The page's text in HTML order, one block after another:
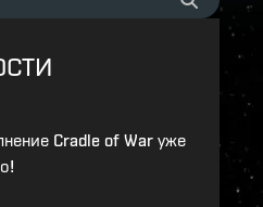
Cradle of War уже